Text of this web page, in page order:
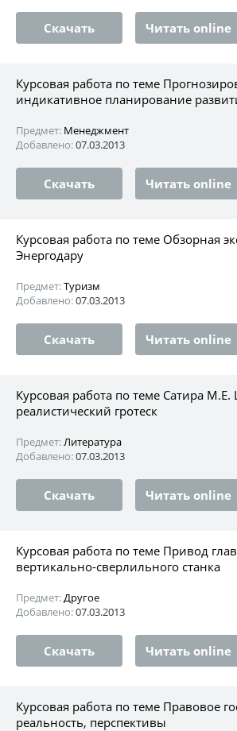
Скачать Читать online
Курсовая работа по теме
индикативное планирование
Предмет: Менеджмент
Добавлено:07.03.2013
Скачать Читать online
Курсовая работа по теме Обзорная
Энергодару
Предмет:Туризм
Добавлено:07.03.2013
Скачать Читать online
Курсовая работа по теме Сатира
реалистический гротеск
Предмет:Литература
Добавлено:07.03.2013
Скачать Читать online
Курсовая работа по теме Привод
вертикально-сверлильного станка
Предмет:Другое
Добавлено:07.03.2013
Скачать Читать online
Курсовая работа по теме Правовое
реальность, перспективы